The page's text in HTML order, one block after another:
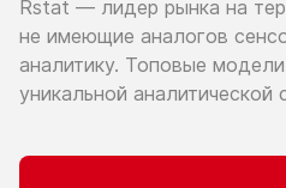
Rstat — лидер рынка на
не имеющие аналогов
аналитику. Топовые
уникальной аналитической